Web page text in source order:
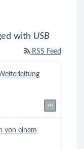
with USB
RSS Feed
von einem